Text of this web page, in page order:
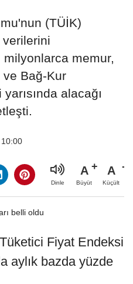
(TÜİK)
verilerini
milyonlarca memur,
Bağ-Kur
alacağı
Dinle
A
Büyüt
A
Küçült
Fiyat Endeksi
aylık bazda yüzde